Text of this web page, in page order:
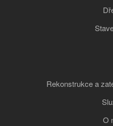
Rekonstrukce a
O